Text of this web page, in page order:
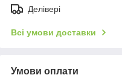
Делівері
Всі умови доставки
Умови оплати